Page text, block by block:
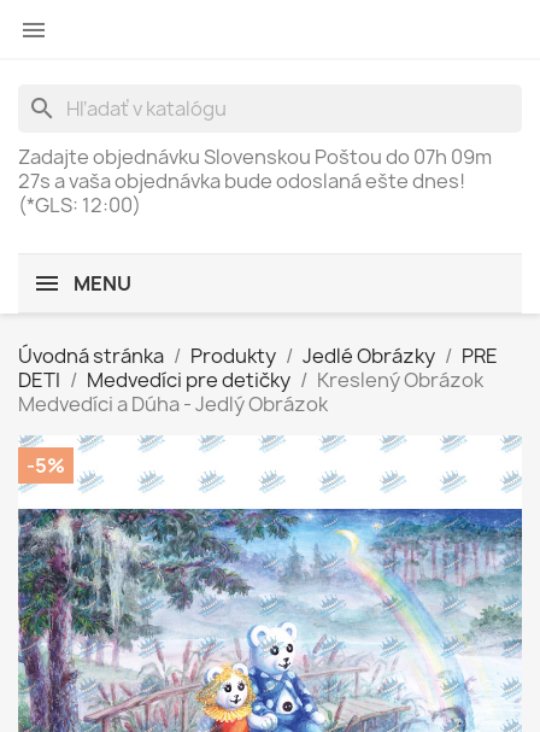

search
Zadajte objednávku Slovenskou Poštou do 07h 09m
27sa vaša objednávka bude odoslaná ešte dnes!
(*GLS: 12:00)
MENU
Úvodná stránka Produkty Jedlé Obrázky
PRE
DETI
Medvedíci pre detičky
Kreslený Obrázok
Medvedíci a Dúha - Jedlý Obrázok
-5%